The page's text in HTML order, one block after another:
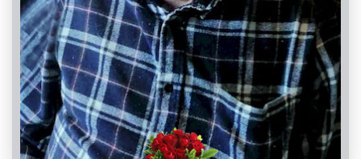
PASSATE:
FUNERALE
Celle di Macra, Chiesa Parrocchiale di Celle Macra -
San Giovanni Battista
29/09/2022 10:30